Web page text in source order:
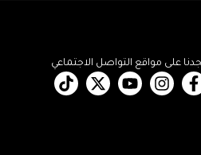
على مواقع التواصل الاجتماعي